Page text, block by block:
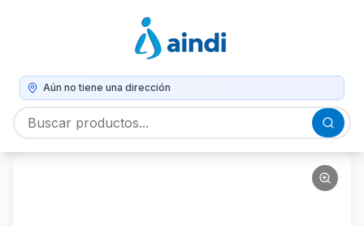
Aún no tiene una dirección